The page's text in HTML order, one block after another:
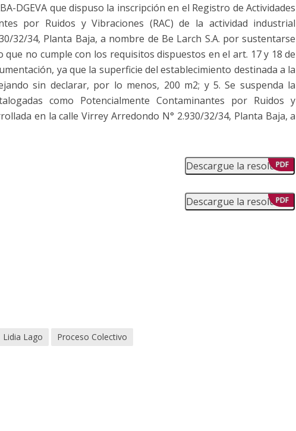
DGEVA que dispuso la inscripción en el Registro de Actividades
por Ruidos y Vibraciones (RAC) de la actividad industrial
32/34, Planta Baja, a nombre de Be Larch S.A. por sustentarse
no cumple con los requisitos dispuestos en el art. 17 y 18 de
ya que la superficie del establecimiento destinada a la
sin declarar, por lo menos, 200 m2; y 5. Se suspenda la
como Potencialmente Contaminantes por Ruidos y
en la calle Virrey Arredondo N° 2.930/32/34, Planta Baja, a
Descargue la resolución
PDF
Descargue la resolución
PDF
Lidia Lago Proceso Colectivo